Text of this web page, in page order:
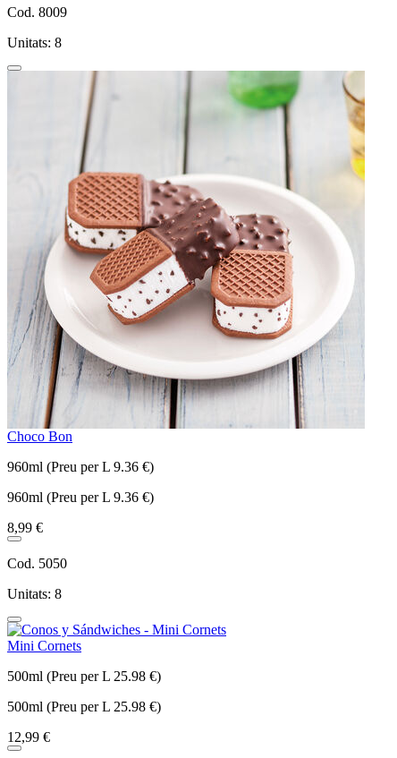
Cod. 8009
Unitats: 8
Choco Bon
960ml (Preu per L 9.36 €)
960ml (Preu per L 9.36 €)
8,99 €
Cod. 5050
Unitats: 8
Mini Cornets
500ml (Preu per L 25.98 €)
500ml (Preu per L 25.98 €)
12,99 €